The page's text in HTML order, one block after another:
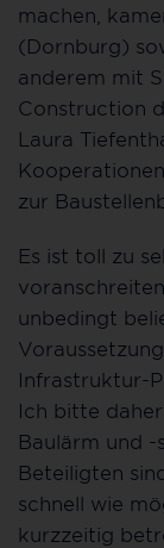
machen,
(Dornburg)
anderem mit
Construction
Laura
zur
Es ist toll zu
unbedingt
Infrastruktur-
Ich bitte
Baulärm und
Beteiligten
schnell wie
kurzzeitig